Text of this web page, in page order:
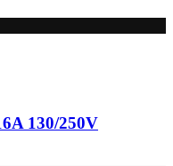
130/250V